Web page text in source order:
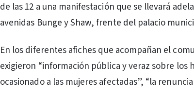
de las 12 a una manifestación que se llevará
avenidas Bunge y Shaw, frente del palacio
En los diferentes afiches que acompañan el
exigieron “información pública y veraz sobre los
ocasionado a las mujeres afectadas”, “la